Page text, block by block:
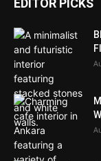
EDITOR PICKS